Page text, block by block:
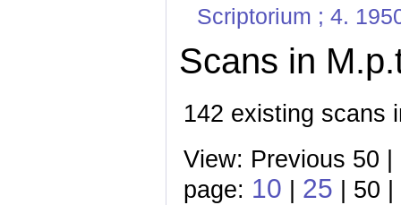
Scriptorium ; 4.
Scans in
142 existing scans
View: Previous 50 |
page: 10 | 25 | 50 |